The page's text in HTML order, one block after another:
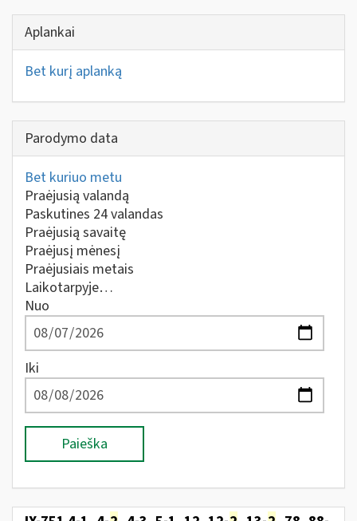
Aplankai
Bet kurį aplanką
Parodymo data
Bet kuriuo metu
Praėjusią valandą
Paskutines 24 valandas
Praėjusią savaitę
Praėjusį mėnesį
Praėjusiais metais
Laikotarpyje…
Nuo
Iki
Paieška